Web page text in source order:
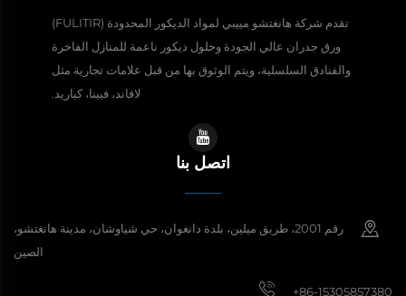
تقدم شركة هانغتشو مييبي لمواد الديكور المحدودة (FULITIR)
ورق جدران عالي الجودة وحلول ديكور ناعمة للمنازل الفاخرة
والفنادق السلسلية، ويتم الوثوق بها من قبل علامات تجارية مثل
لافاند، فيينا، كياريد.
اتصل بنا
رقم 2001، طريق ميلين، بلدة دانغوان، حي شياوشان، مدينة هانغتشو،
الصين
+86-15305857380